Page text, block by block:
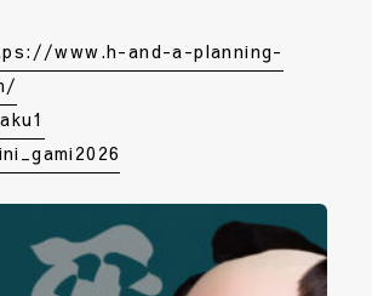
www.h-and-a-planning-